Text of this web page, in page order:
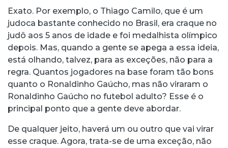
Exato. Por exemplo, o Thiago Camilo, que é um
judoca bastante conhecido no Brasil, era craque no
judô aos 5 anos de idade e foi medalhista olímpico
depois. Mas, quando a gente se apega a essa ideia,
está olhando, talvez, para as exceções, não para a
regra. Quantos jogadores na base foram tão bons
quanto o Ronaldinho Gaúcho, mas não viraram o
Ronaldinho Gaúcho no futebol adulto? Esse é o
principal ponto que a gente deve abordar.
De qualquer jeito, haverá um ou outro que vai virar
esse craque. Agora, trata-se de uma exceção, não